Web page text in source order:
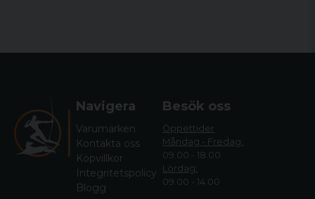
Navigera
Varumärken
Kontakta oss
Köpvillkor
Integritetspolicy
Blogg
Besök oss
Öppettider
Måndag - Fredag:
09.00 - 18.00
Lördag:
09.00 - 14.00